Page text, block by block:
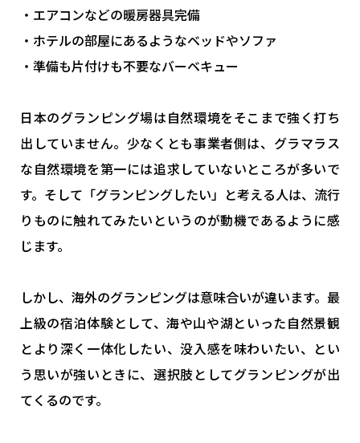
・エアコンなどの暖房器具完備
・ホテルの部屋にあるようなベッドやソファ
・準備も片付けも不要なバーベキュー
日本のグランピング場は自然環境をそこまで強く打ち
出していません。少なくとも事業者側は、グラマラス
な自然環境を第一には追求していないところが多いで
す。そして「グランピングしたい」と考える人は、流行
りものに触れてみたいというのが動機であるように感
じます。
しかし、海外のグランピングは意味合いが違います。最
上級の宿泊体験として、海や山や湖といった自然景観
とより深く一体化したい、没入感を味わいたい、とい
う思いが強いときに、選択肢としてグランピングが出
てくるのです。